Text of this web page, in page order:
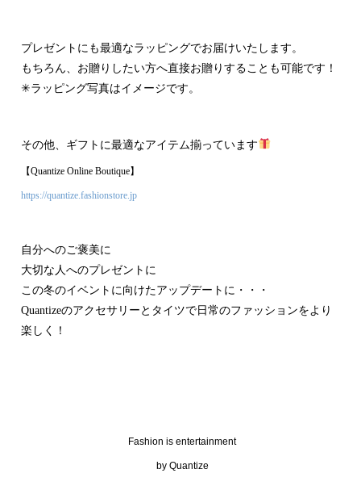
プレゼントにも最適なラッピングでお届けいたします。
もちろん、お贈りしたい方へ直接お贈りすることも可能です！
✳︎ラッピング写真はイメージです。
その他、ギフトに最適なアイテム揃っています
【Quantize Online Boutique】
https://quantize.fashionstore.jp
自分へのご褒美に
大切な人へのプレゼントに
この冬のイベントに向けたアップデートに・・・
Quantizeのアクセサリーとタイツで日常のファッションをより
楽しく！
Fashion is entertainment
by Quantize